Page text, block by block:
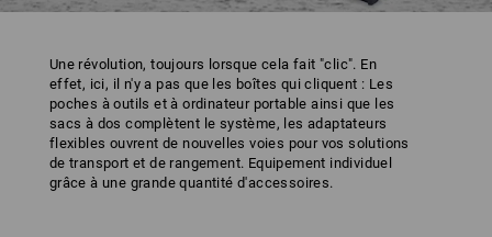
Une révolution, toujours lorsque cela fait "clic". En
effet, ici, il n'y a pas que les boîtes qui cliquent : Les
poches à outils et à ordinateur portable ainsi que les
sacs à dos complètent le système, les adaptateurs
flexibles ouvrent de nouvelles voies pour vos solutions
de transport et de rangement. Equipement individuel
grâce à une grande quantité d'accessoires.